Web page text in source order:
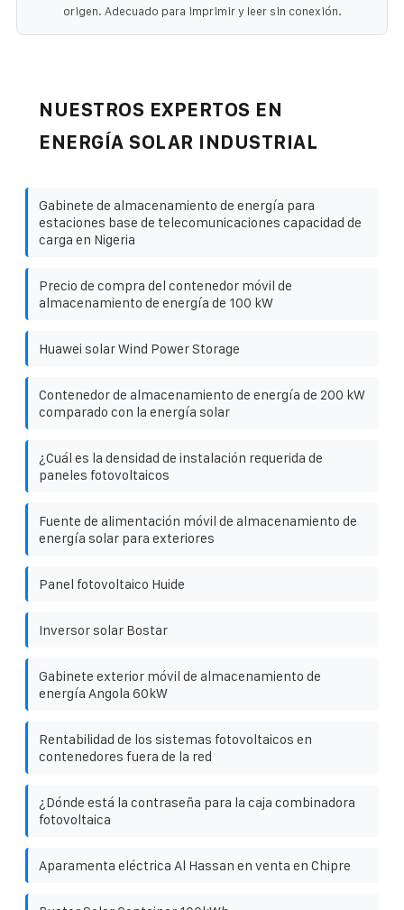
origen. Adecuado para imprimir y leer sin conexión.
NUESTROS EXPERTOS EN
ENERGÍA SOLAR INDUSTRIAL
Gabinete de almacenamiento de energía para
estaciones base de telecomunicaciones capacidad de
carga en Nigeria
Precio de compra del contenedor móvil de
almacenamiento de energía de 100 kW
Huawei solar Wind Power Storage
Contenedor de almacenamiento de energía de 200 kW
comparado con la energía solar
¿Cuál es la densidad de instalación requerida de
paneles fotovoltaicos
Fuente de alimentación móvil de almacenamiento de
energía solar para exteriores
Panel fotovoltaico Huide
Inversor solar Bostar
Gabinete exterior móvil de almacenamiento de
energía Angola 60kW
Rentabilidad de los sistemas fotovoltaicos en
contenedores fuera de la red
¿Dónde está la contraseña para la caja combinadora
fotovoltaica
Aparamenta eléctrica Al Hassan en venta en Chipre